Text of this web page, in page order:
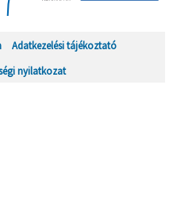
Adatkezelési tájékoztató
nyilatkozat